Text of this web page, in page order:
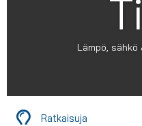
Lämpö,
Ratkaisuja